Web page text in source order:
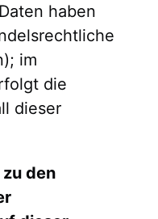
haben
im
die
dieser
den